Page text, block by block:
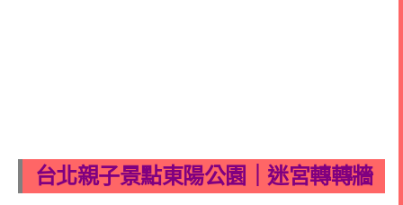
台北親子景點東陽公園｜迷宮轉轉牆